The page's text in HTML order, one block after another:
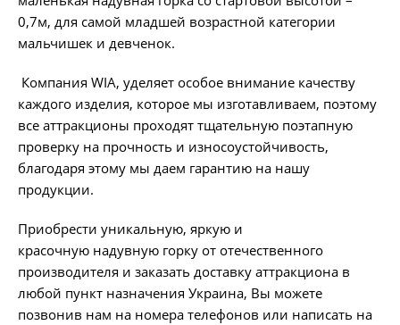
0,7м, для самой младшей возрастной категории
мальчишек и девченок.
Компания WIA, уделяет особое внимание качеству
каждого изделия, которое мы изготавливаем, поэтому
все аттракционы проходят тщательную поэтапную
проверку на прочность и износоустойчивость,
благодаря этому мы даем гарантию на нашу
продукции.
Приобрести уникальную, яркую и
красочную надувную горку от отечественного
производителя и заказать доставку аттракциона в
любой пункт назначения Украина, Вы можете
позвонив нам на номера телефонов или написать на